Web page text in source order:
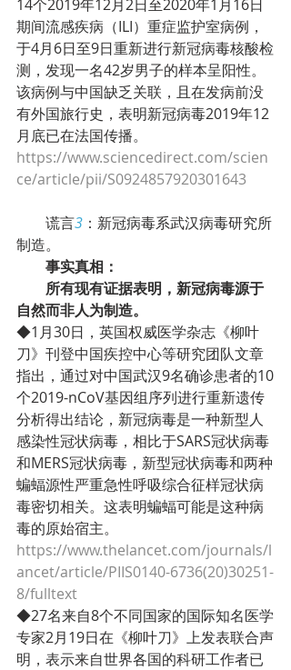
14个2019年12月2日至2020年1月16日
期间流感疾病（ILI）重症监护室病例，
于4月6日至9日重新进行新冠病毒核酸检
测，发现一名42岁男子的样本呈阳性。
该病例与中国缺乏关联，且在发病前没
有外国旅行史，表明新冠病毒2019年12
月底已在法国传播。
https://www.sciencedirect.com/scien
ce/article/pii/S0924857920301643
        谎言
3 ：新冠病毒系武汉病毒研究所
制造。
事实真相：
所有现有证据表明，新冠病毒源于
自然而非人为制造。
◆1月30日，英国权威医学杂志《柳叶
刀》刊登中国疾控中心等研究团队文章
指出，通过对中国武汉9名确诊患者的10
个2019-nCoV基因组序列进行重新遗传
分析得出结论，新冠病毒是一种新型人
感染性冠状病毒，相比于SARS冠状病毒
和MERS冠状病毒，新型冠状病毒和两种
蝙蝠源性严重急性呼吸综合征样冠状病
毒密切相关。这表明蝙蝠可能是这种病
毒的原始宿主。
https://www.thelancet.com/journals/l
ancet/article/PIIS0140-6736(20)30251-
8/fulltext
◆27名来自8个不同国家的国际知名医学
专家2月19日在《柳叶刀》上发表联合声
明，表示来自世界各国的科研工作者已